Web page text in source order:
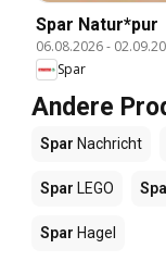
Spar Natur*pur
06.08.2026-
Spar
Andere
Spar Nachricht
Spar LEGO
Spar Hagel